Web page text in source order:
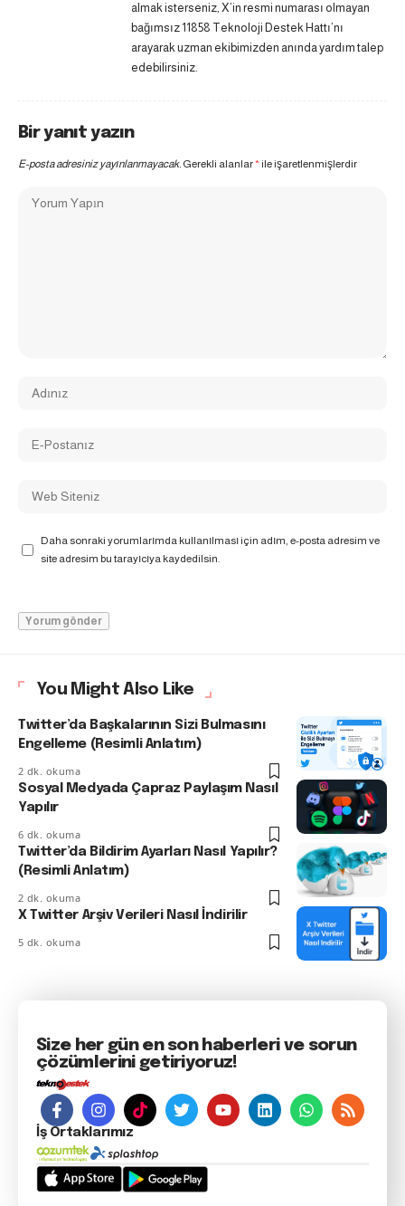
almak isterseniz, X’in resmi numarası olmayan
bağımsız 11858 Teknoloji Destek Hattı’nı
arayarak uzman ekibimizden anında yardım talep
edebilirsiniz.
Bir yanıt yazın
E-posta adresiniz yayınlanmayacak. Gerekli alanlar*ile işaretlenmişlerdir
Daha sonraki yorumlarımda kullanılması için adım, e-posta adresim ve
site adresim bu tarayıcıya kaydedilsin.
You Might Also Like
Twitter’da Başkalarının Sizi Bulmasını
Engelleme (Resimli Anlatım)
2 dk. okuma
Sosyal Medyada Çapraz Paylaşım Nasıl
Yapılır
6 dk. okuma
Twitter’da Bildirim Ayarları Nasıl Yapılır?
(Resimli Anlatım)
2 dk. okuma
X Twitter Arşiv Verileri Nasıl İndirilir
5 dk. okuma
Size her gün en son haberleri ve sorun
çözümlerini getiriyoruz!
İş Ortaklarımız